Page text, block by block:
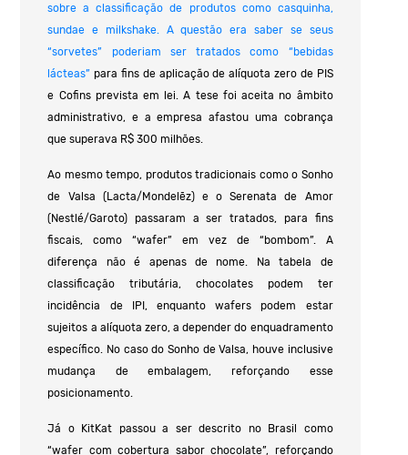
sobre a classificação de produtos como casquinha,
sundae e milkshake. A questão era saber se seus
“sorvetes” poderiam ser tratados como “bebidas
lácteas” para fins de aplicação de alíquota zero de PIS
e Cofins prevista em lei. A tese foi aceita no âmbito
administrativo, e a empresa afastou uma cobrança
que superava R$ 300 milhões.
Ao mesmo tempo, produtos tradicionais como o Sonho
de Valsa (Lacta/Mondelēz) e o Serenata de Amor
(Nestlé/Garoto) passaram a ser tratados, para fins
fiscais, como “wafer” em vez de “bombom”. A
diferença não é apenas de nome. Na tabela de
classificação tributária, chocolates podem ter
incidência de IPI, enquanto wafers podem estar
sujeitos a alíquota zero, a depender do enquadramento
específico. No caso do Sonho de Valsa, houve inclusive
mudança de embalagem, reforçando esse
posicionamento.
Já o KitKat passou a ser descrito no Brasil como
“wafer com cobertura sabor chocolate”, reforçando